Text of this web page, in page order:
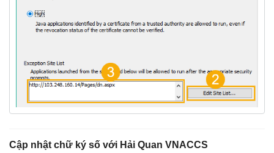
Cập nhật chữ ký số với Hải Quan VNACCS